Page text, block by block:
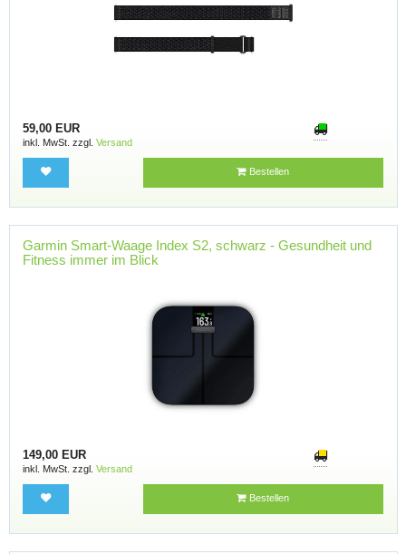
59,00 EUR
inkl. MwSt. zzgl. Versand
Bestellen
Garmin Smart-Waage Index S2, schwarz - Gesundheit und
Fitness immer im Blick
149,00 EUR
inkl. MwSt. zzgl. Versand
Bestellen